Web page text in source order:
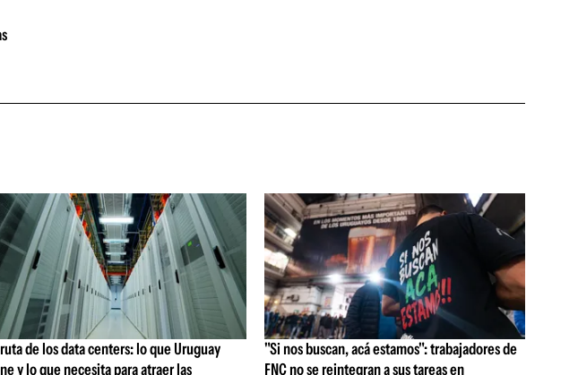
de los data centers: lo que Uruguay
y lo que necesita para atraer las
"Si nos buscan, acá estamos": trabajadores de
FNC no se reintegran a sus tareas en